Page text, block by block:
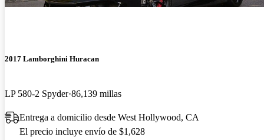
2017 Lamborghini Huracan
LP 580-2 Spyder 86,139 millas
Entrega a domicilio desde West Hollywood, CA
El precio incluye envío de $1,628